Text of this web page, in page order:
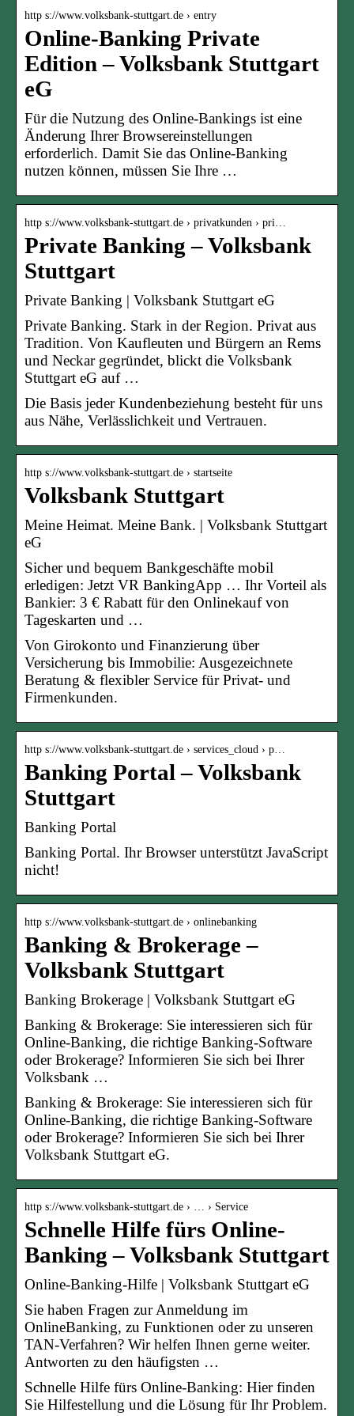
http s://www.volksbank-stuttgart.de › entry
Online-Banking Private
Edition – Volksbank Stuttgart
eG
Für die Nutzung des Online-Bankings ist eine
Änderung Ihrer Browsereinstellungen
erforderlich. Damit Sie das Online-Banking
nutzen können, müssen Sie Ihre …
http s://www.volksbank-stuttgart.de › privatkunden › pri…
Private Banking – Volksbank
Stuttgart
Private Banking | Volksbank Stuttgart eG
Private Banking. Stark in der Region. Privat aus
Tradition. Von Kaufleuten und Bürgern an Rems
und Neckar gegründet, blickt die Volksbank
Stuttgart eG auf …
Die Basis jeder Kundenbeziehung besteht für uns
aus Nähe, Verlässlichkeit und Vertrauen.
http s://www.volksbank-stuttgart.de › startseite
Volksbank Stuttgart
Meine Heimat. Meine Bank. | Volksbank Stuttgart
eG
Sicher und bequem Bankgeschäfte mobil
erledigen: Jetzt VR BankingApp … Ihr Vorteil als
Bankier: 3 € Rabatt für den Onlinekauf von
Tageskarten und …
Von Girokonto und Finanzierung über
Versicherung bis Immobilie: Ausgezeichnete
Beratung & flexibler Service für Privat- und
Firmenkunden.
http s://www.volksbank-stuttgart.de › services_cloud › p…
Banking Portal – Volksbank
Stuttgart
Banking Portal
Banking Portal. Ihr Browser unterstützt JavaScript
nicht!
http s://www.volksbank-stuttgart.de › onlinebanking
Banking & Brokerage –
Volksbank Stuttgart
Banking Brokerage | Volksbank Stuttgart eG
Banking & Brokerage: Sie interessieren sich für
Online-Banking, die richtige Banking-Software
oder Brokerage? Informieren Sie sich bei Ihrer
Volksbank …
Banking & Brokerage: Sie interessieren sich für
Online-Banking, die richtige Banking-Software
oder Brokerage? Informieren Sie sich bei Ihrer
Volksbank Stuttgart eG.
http s://www.volksbank-stuttgart.de › … › Service
Schnelle Hilfe fürs Online-
Banking – Volksbank Stuttgart
Online-Banking-Hilfe | Volksbank Stuttgart eG
Sie haben Fragen zur Anmeldung im
OnlineBanking, zu Funktionen oder zu unseren
TAN-Verfahren? Wir helfen Ihnen gerne weiter.
Antworten zu den häufigsten …
Schnelle Hilfe fürs Online-Banking: Hier finden
Sie Hilfestellung und die Lösung für Ihr Problem.